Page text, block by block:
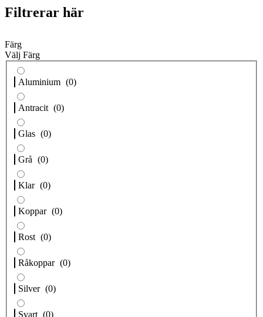
Filtrerar här
Färg
Välj Färg
Aluminium (0)
Antracit (0)
Glas (0)
Grå (0)
Klar (0)
Koppar (0)
Rost (0)
Råkoppar (0)
Silver (0)
Svart (0)